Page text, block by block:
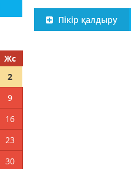
Жс
2
9
16
23
30
Пікір қалдыру